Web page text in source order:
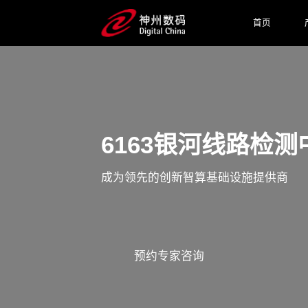
首页
6163银河线路检测
成为领先的创新智算基础设施提供商
预约专家咨询